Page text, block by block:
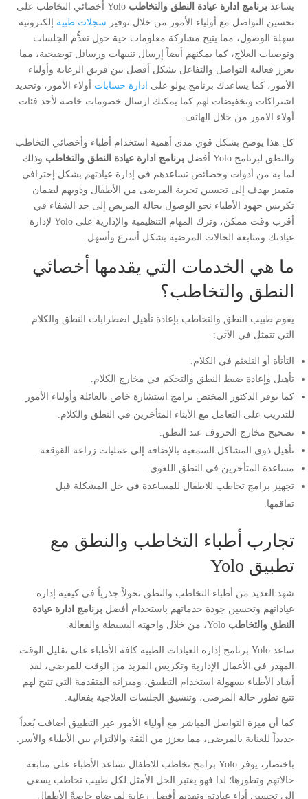
يساعد برنامج ادارة عيادة النطق والتخاطب
Yolo أخصائي التخاطب على
تحسين التواصل مع أولياء الأمور من خلال توفير سجلات طبية إلكترونية
سهلة الوصول، مما يتيح مشاركة معلومات حية حول تقدُّم الجلسات
وتوصيات العلاج، كما يمكنهم أيضاً إرسال تنبيهات ورسائل توضيحية، مما
يعزز فعالية التواصل والتفاعل بشكل أفضل بين فريق الرعاية وأولياء
الأمور، كما يساعدك برنامج يولو على ادارة حسابات أولاء الأمور، وتحديد
اشتراكات وتخفيضات لهم كما يمكنك ارسال خصومات خاصة لأحد فئات
أولاء الامور من خلال الهاتف.
كل هذا يوضح بشكل قوي مدى أهمية استخدام أطباء وأخصائي التخاطب
والنطق لبرنامج Yolo أفضل
برنامج ادارة عيادة النطق والتخاطب وذلك
لما به من أدوات وخصائص تساعدهم في إدارة عيادتهم بشكل إحترافي
متميز يهدف إلى تحسين تجربة المرضى من الأطفال وذويهم لضمان
تكريس جهود الأطباء نحو الوصول بحالة المريض إلى حد الشفاء في
أقرب وقت ممكن، وترك المهام التنظيمية والإدارية على Yolo لإدارة
عيادتك ومتابعة الحالات المرضية بشكل أسرع وأسهل.
ما هي الخدمات التي يقدمها أخصائي
النطق والتخاطب؟
يقوم طبيب النطق والتخاطب بإعادة تأهيل اضطرابات النطق والكلام
التي تتمثل في الآتي:
التأتأة أو التلعثم في الكلام.
تأهيل وإعادة ضبط النطق والتحكم في مخارج الكلام.
كما يوفر الدكتور المختص برامج استشارة خاص بالعائلة وأولياء الأمور
للتدريب على التعامل مع الأبناء المتأخرين في النطق والكلام.
تصحيح مخارج الحروف عند النطق.
تأهيل ذوي المشاكل السمعية بالإضافة إلى عمليات زراعة القوقعة.
مساعدة المتأخرين في النطق اللغوي.
تجهيز برامج تخاطب للاطفال للمساعدة في حل المشكلة قبل
تفاقمها.
تجارب أطباء التخاطب والنطق مع
تطبيق Yolo
شهد العديد من أطباء التخاطب والنطق تحولاً جذرياً في كيفية إدارة
عياداتهم وتحسين جودة خدماتهم باستخدام أفضل برنامج ادارة عيادة
النطق والتخاطب Yolo، من خلال واجهته البسيطة والفعالة.
ساعد Yolo برنامج إدارة العيادات الطبية كافة الأطباء على تقليل الوقت
المهدر في الأعمال الإدارية وتكريس المزيد من الوقت للمرضى، لقد
أشاد الأطباء بسهولة استخدام التطبيق، وميزاته المتقدمة التي تتيح لهم
تتبع تطور حالة المرضى، وتنسيق الجلسات العلاجية بفعالية.
كما أن ميزة التواصل المباشر مع أولياء الأمور عبر التطبيق أضافت بُعداً
جديداً للعناية بالمرضى، مما يعزز من الثقة والالتزام بين الأطباء والأسر.
باختصار، يوفر Yolo برامج تخاطب للاطفال تساعد الأطباء على متابعة
حالاتهم وتطورها؛ لذا فهو يعتبر الحل الأمثل لكل طبيب تخاطب يسعى
إلى تحسين أداء عيادته وتقديم أفضل رعاية لمرضاه خاصةً الأطفال